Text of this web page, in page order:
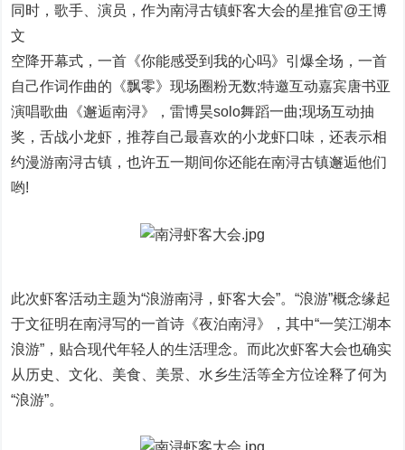
同时，歌手、演员，作为南浔古镇虾客大会的星推官@王博
文
空降开幕式，一首《你能感受到我的心吗》引爆全场，一首
自己作词作曲的《飘零》现场圈粉无数;特邀互动嘉宾唐书亚
演唱歌曲《邂逅南浔》，雷博昊solo舞蹈一曲;现场互动抽
奖，舌战小龙虾，推荐自己最喜欢的小龙虾口味，还表示相
约漫游南浔古镇，也许五一期间你还能在南浔古镇邂逅他们
哟!
此次虾客活动主题为“浪游南浔，虾客大会”。“浪游”概念缘起
于文征明在南浔写的一首诗《夜泊南浔》，其中“一笑江湖本
浪游”，贴合现代年轻人的生活理念。而此次虾客大会也确实
从历史、文化、美食、美景、水乡生活等全方位诠释了何为
“浪游”。